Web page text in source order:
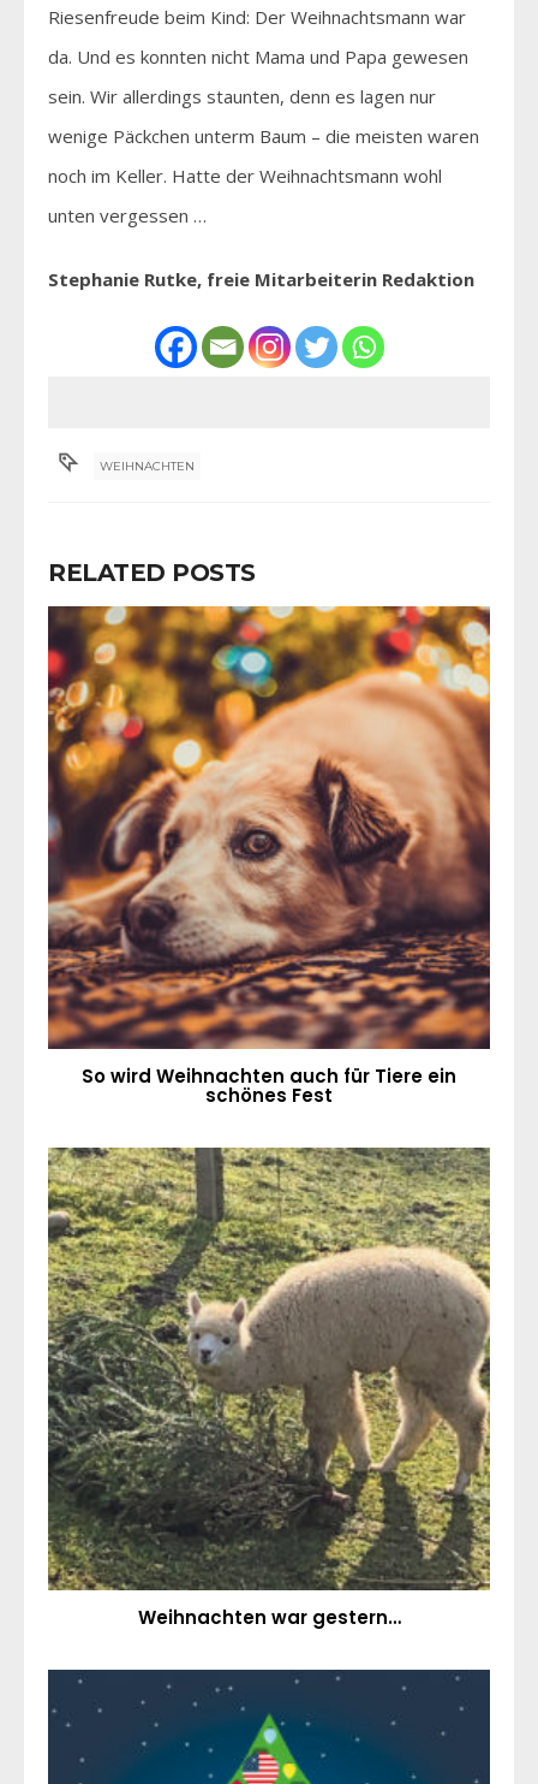
Riesenfreude beim Kind: Der Weihnachtsmann war
da. Und es konnten nicht Mama und Papa gewesen
sein. Wir allerdings staunten, denn es lagen nur
wenige Päckchen unterm Baum – die meisten waren
noch im Keller. Hatte der Weihnachtsmann wohl
unten vergessen …
Stephanie Rutke, freie Mitarbeiterin Redaktion
WEIHNACHTEN
RELATED POSTS
So wird Weihnachten auch für Tiere ein
schönes Fest
Weihnachten war gestern…